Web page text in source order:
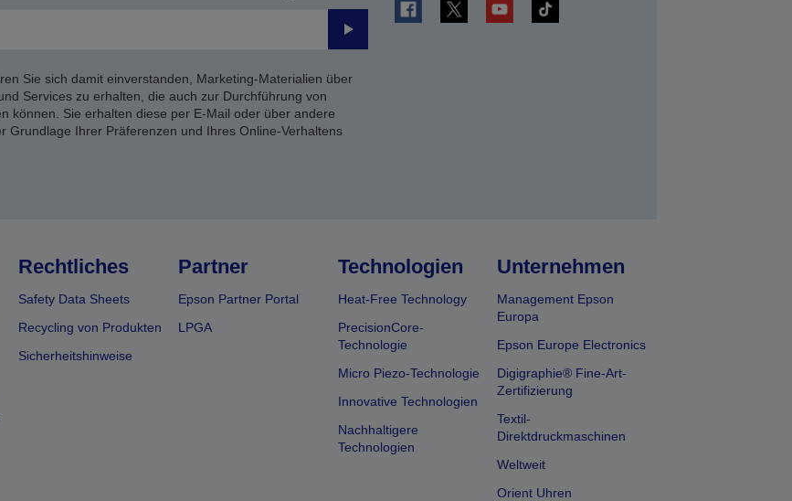
Senden
Sie sich damit einverstanden, Marketing-Materialien über
Services zu erhalten, die auch zur Durchführung von
können. Sie erhalten diese per E-Mail oder über andere
Grundlage Ihrer Präferenzen und Ihres Online-Verhaltens
Rechtliches
Safety Data Sheets
Recycling von Produkten
Sicherheitshinweise
Partner
Epson Partner Portal
LPGA
Technologien
Heat-Free Technology
PrecisionCore-
Technologie
Micro Piezo-Technologie
Innovative Technologien
Nachhaltigere
Technologien
Unternehmen
Management Epson
Europa
Epson Europe Electronics
Digigraphie® Fine-Art-
Zertifizierung
Textil-
Direktdruckmaschinen
Weltweit
Orient Uhren